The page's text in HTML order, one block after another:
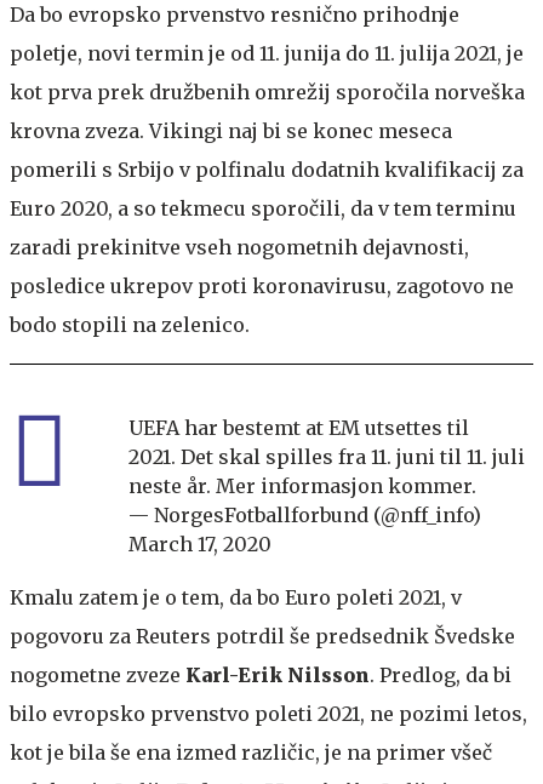
Da bo evropsko prvenstvo resnično prihodnje
poletje, novi termin je od 11. junija do 11. julija 2021, je
kot prva prek družbenih omrežij sporočila norveška
krovna zveza. Vikingi naj bi se konec meseca
pomerili s Srbijo v polfinalu dodatnih kvalifikacij za
Euro 2020, a so tekmecu sporočili, da v tem terminu
zaradi prekinitve vseh nogometnih dejavnosti,
posledice ukrepov proti koronavirusu, zagotovo ne
bodo stopili na zelenico.
UEFA har bestemt at EM utsettes til
2021. Det skal spilles fra 11. juni til 11. juli
neste år. Mer informasjon kommer.
— NorgesFotballforbund (@nff_info)
March 17, 2020
Kmalu zatem je o tem, da bo Euro poleti 2021, v
pogovoru za Reuters potrdil še predsednik Švedske
nogometne zveze Karl-Erik Nilsson. Predlog, da bi
bilo evropsko prvenstvo poleti 2021, ne pozimi letos,
kot je bila še ena izmed različic, je na primer všeč